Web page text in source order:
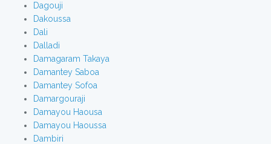
Dagouji
Dakoussa
Dali
Dalladi
Damagaram Takaya
Damantey Saboa
Damantey Sofoa
Damargouraji
Damayou Haousa
Damayou Haoussa
Dambiri